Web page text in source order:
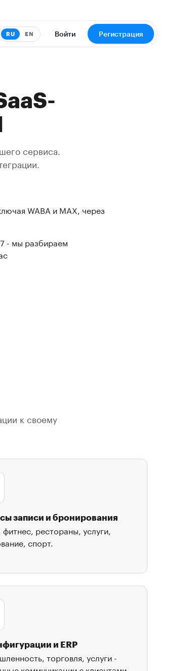
RU EN Войти Регистрация
сервиса.
WABA и MAX, через
- мы разбираем
к своему
записи и бронирования
фитнес, рестораны, услуги,
спорт.
и ERP
торговля, услуги -